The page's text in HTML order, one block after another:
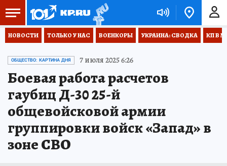
НОВОСТИ ТОЛЬКО У НАС ВОЕНКОРЫ УКРАИНА: СВОДКА КП В
ОБЩЕСТВО: КАРТИНА ДНЯ 7 июля 2025 6:26
Боевая работа расчетов
гаубиц Д-30 25-й
общевойсковой армии
группировки войск «Запад» в
зоне СВО